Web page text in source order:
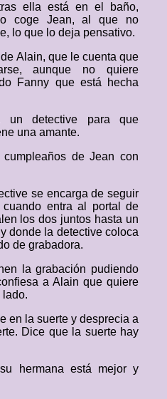
ella está en el baño,
coge Jean, al que no
lo que lo deja pensativo.
Alain, que le cuenta que
aunque no quiere
Fanny que está hecha
detective para que
una amante.
de Jean con
se encarga de seguir
entra al portal de
los dos juntos hasta un
donde la detective coloca
de grabadora.
la grabación pudiendo
a Alain que quiere
lado.
en la suerte y desprecia a
Dice que la suerte hay
hermana está mejor y